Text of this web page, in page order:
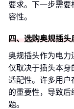
要求。下一步需要
容性。
四、选购奥规插头
奥规插头作为电力
仅取决于插头本身
适配性。许多用户
的重要性，导致后
题。